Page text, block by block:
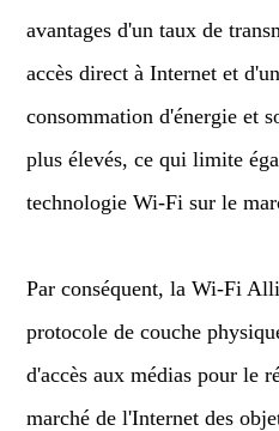
avantages d'un taux de
accès direct à Internet et
consommation d'énergie et
plus élevés, ce qui limite
technologie Wi-Fi sur le
Par conséquent, la Wi-Fi
protocole de couche
d'accès aux médias pour le
marché de l'Internet des